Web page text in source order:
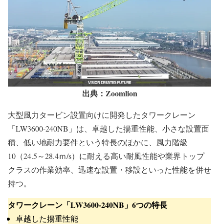
出典：Zoomlion
大型風力タービン設置向けに開発したタワークレーン
「LW3600-240NB」は、卓越した揚重性能、小さな設置面
積、低い地耐力要件という特長のほかに、風力階級
10（24.5～28.4ｍ/s）に耐える高い耐風性能や業界トップ
クラスの作業効率、迅速な設置・移設といった性能を併せ
持つ。
タワークレーン「LW3600-240NB」6つの特長
卓越した揚重性能